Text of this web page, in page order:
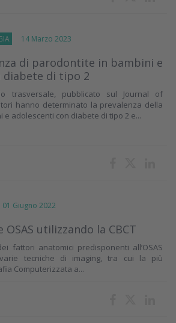
14 Marzo 2023
di parodontite in bambini e
diabete di tipo 2
trasversale, pubblicato sul Journal of
hanno determinato la prevalenza della
adolescenti con diabete di tipo 2 e...
Giugno 2022
utilizzando la CBCT
fattori anatomici predisponenti all’OSAS
tecniche di imaging, tra cui la più
Computerizzata a...